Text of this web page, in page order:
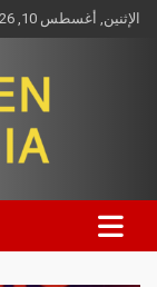
الإثنين, أغسطس 10, 2026
Arabia